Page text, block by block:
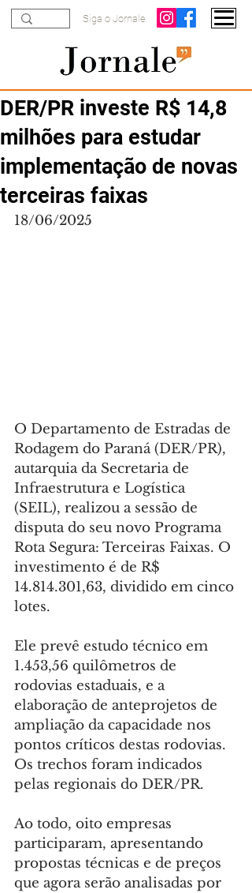
Siga o Jornale
DER/PR investe R$ 14,8
milhões para estudar
implementação de novas
terceiras faixas
18/06/2025
O Departamento de Estradas de
Rodagem do Paraná (DER/PR),
autarquia da Secretaria de
Infraestrutura e Logística
(SEIL), realizou a sessão de
disputa do seu novo Programa
Rota Segura: Terceiras Faixas. O
investimento é de R$
14.814.301,63, dividido em cinco
lotes.
Ele prevê estudo técnico em
1.453,56 quilômetros de
rodovias estaduais, e a
elaboração de anteprojetos de
ampliação da capacidade nos
pontos críticos destas rodovias.
Os trechos foram indicados
pelas regionais do DER/PR.
Ao todo, oito empresas
participaram, apresentando
propostas técnicas e de preços
que agora serão analisadas por